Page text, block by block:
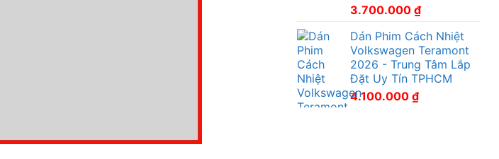
3.700.000 ₫
Dán Phim Cách Nhiệt
Volkswagen Teramont
2026 - Trung Tâm Lắp
Đặt Uy Tín TPHCM
4.100.000 ₫